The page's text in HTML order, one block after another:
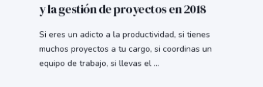
y la gestión de proyectos en 2018
Si eres un adicto a la productividad, si tienes
muchos proyectos a tu cargo, si coordinas un
equipo de trabajo, si llevas el ...